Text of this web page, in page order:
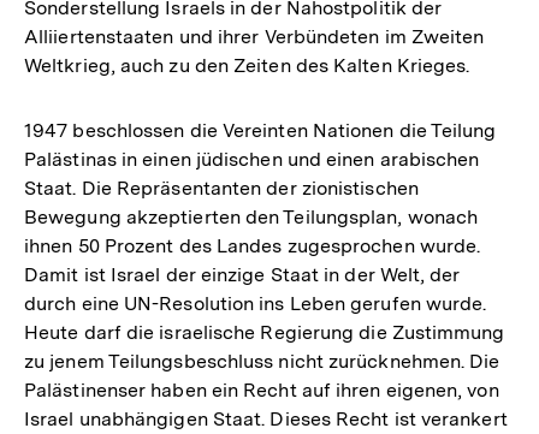
Sonderstellung Israels in der Nahostpolitik der
Alliiertenstaaten und ihrer Verbündeten im Zweiten
Weltkrieg, auch zu den Zeiten des Kalten Krieges.
1947 beschlossen die Vereinten Nationen die Teilung
Palästinas in einen jüdischen und einen arabischen
Staat. Die Repräsentanten der zionistischen
Bewegung akzeptierten den Teilungsplan, wonach
ihnen 50 Prozent des Landes zugesprochen wurde.
Damit ist Israel der einzige Staat in der Welt, der
durch eine UN-Resolution ins Leben gerufen wurde.
Heute darf die israelische Regierung die Zustimmung
zu jenem Teilungsbeschluss nicht zurücknehmen. Die
Palästinenser haben ein Recht auf ihren eigenen, von
Israel unabhängigen Staat. Dieses Recht ist verankert